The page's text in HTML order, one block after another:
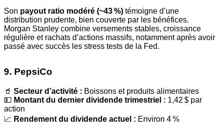
Son payout ratio modéré (~43 %) témoigne d’une
distribution prudente, bien couverte par les bénéfices.
Morgan Stanley combine versements stables, croissance
régulière et rachats d’actions massifs, notamment après avoir
passé avec succès les stress tests de la Fed.
9. PepsiCo
🥤 Secteur d’activité : Boissons et produits alimentaires
💵 Montant du dernier dividende trimestriel : 1,42 $ par
action
📈 Rendement du dividende actuel : Environ 4 %